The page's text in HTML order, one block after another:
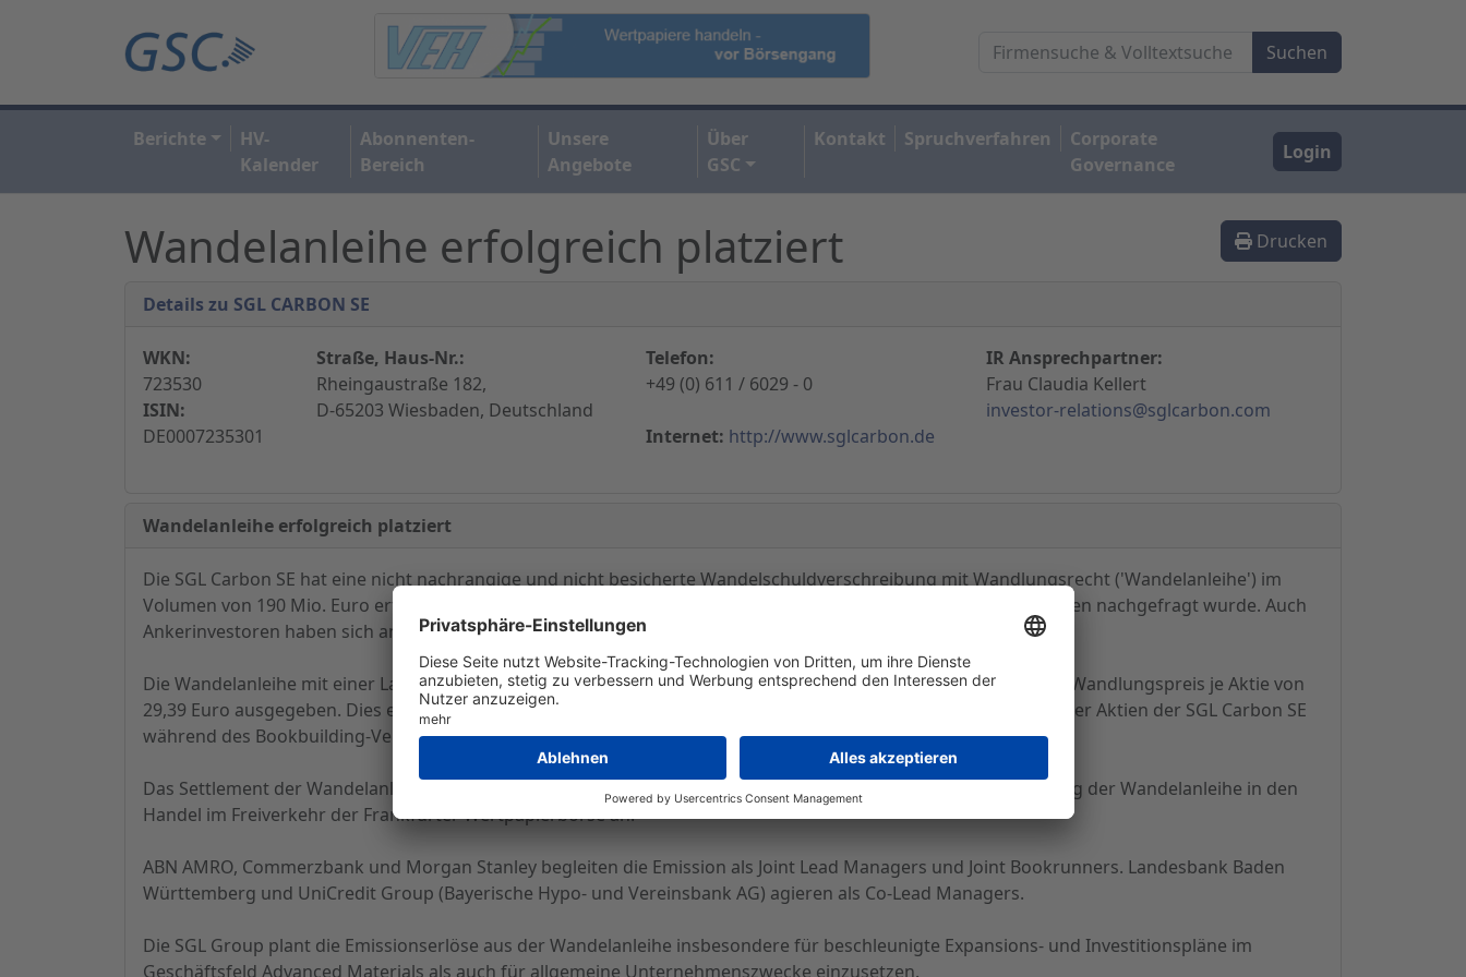
Berichte
HV-
Kalender
Abonnenten-
Bereich
Unsere
Angebote
Über
GSC
Kontakt Spruchverfahren
Corporate
Governance
Login
Drucken
Wandelanleihe erfolgreich platziert
Details zu SGL CARBON SE
WKN:
723530
ISIN:
DE0007235301
Straße, Haus-Nr.:
Rheingaustraße 182,
D-65203 Wiesbaden, Deutschland
Telefon:
+49 (0) 611 / 6029 - 0
Internet: http://www.sglcarbon.de
IR Ansprechpartner:
Frau Claudia Kellert
investor-relations@sglcarbon.com
Wandelanleihe erfolgreich platziert
Die SGL Carbon SE hat eine nicht nachrangige und nicht besicherte Wandelschuldverschreibung mit Wandlungsrecht ('Wandelanleihe') im
Volumen von 190 Mio. Euro erfolgreich platziert, die von nationalen und internationalen institutionellen Investoren nachgefragt wurde. Auch
Ankerinvestoren haben sich an der Emission beteiligt.
Die Wandelanleihe mit einer Laufzeit von 7 Jahren wird mit einem Kupon von 3,50% p.a. und einem anfänglichen Wandlungspreis je Aktie von
29,39 Euro ausgegeben. Dies entspricht einer Prämie von 30% auf den volumengewichteten Durchschnittskurs der Aktien der SGL Carbon SE
während des Bookbuilding-Verfahrens.
Das Settlement der Wandelanleihe wird um den 30. Juni 2009 erwartet. Die SGL Carbon SE strebt die Einbeziehung der Wandelanleihe in den
Handel im Freiverkehr der Frankfurter Wertpapierbörse an.
ABN AMRO, Commerzbank und Morgan Stanley begleiten die Emission als Joint Lead Managers und Joint Bookrunners. Landesbank Baden
Württemberg und UniCredit Group (Bayerische Hypo- und Vereinsbank AG) agieren als Co-Lead Managers.
Die SGL Group plant die Emissionserlöse aus der Wandelanleihe insbesondere für beschleunigte Expansions- und Investitionspläne im
Geschäftsfeld Advanced Materials als auch für allgemeine Unternehmenszwecke einzusetzen.